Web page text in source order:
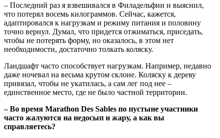
– Последний раз я взвешивался в Филадельфии и выяснил,
что потерял восемь килограммов. Сейчас, кажется,
адаптировался к нагрузкам и режиму питания и половину
точно вернул. Думал, что придется отжиматься, приседать,
чтобы не потерять форму, но оказалось, в этом нет
необходимости, достаточно толкать коляску.
Ландшафт часто способствует нагрузкам. Например, недавно
даже ночевал на весьма крутом склоне. Коляску к дереву
привязал, чтобы не укатилась, а сам лег под нее –
единственное место, где не было частной территории.
– Во время Marathon Des Sables по пустыне участники
часто жалуются на недосып и жару, а как вы
справляетесь?